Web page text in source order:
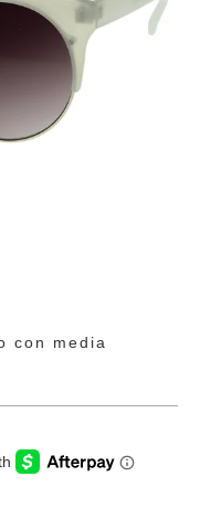
con media